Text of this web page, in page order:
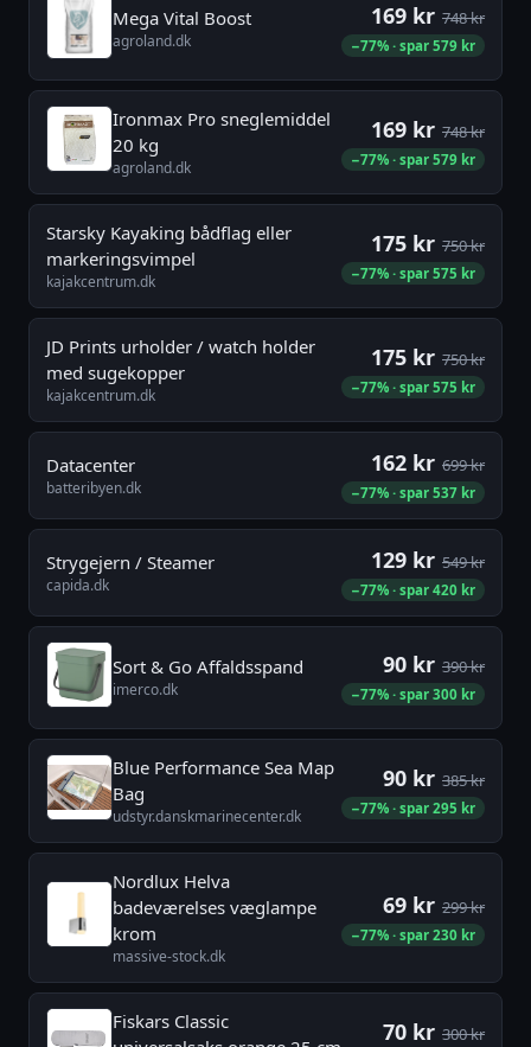
Mega Vital Boost
agroland.dk
169 kr 748 kr
−77% · spar 579 kr
Ironmax Pro sneglemiddel
20 kg
agroland.dk
169 kr 748 kr
−77% · spar 579 kr
Starsky Kayaking bådflag eller
markeringsvimpel
kajakcentrum.dk
175 kr 750 kr
−77% · spar 575 kr
JD Prints urholder / watch holder
med sugekopper
kajakcentrum.dk
175 kr 750 kr
−77% · spar 575 kr
Datacenter
batteribyen.dk
162 kr 699 kr
−77% · spar 537 kr
Strygejern / Steamer
capida.dk
129 kr 549 kr
−77% · spar 420 kr
Sort & Go Affaldsspand
imerco.dk
90 kr 390 kr
−77% · spar 300 kr
Blue Performance Sea Map
Bag
udstyr.danskmarinecenter.dk
90 kr 385 kr
−77% · spar 295 kr
Nordlux Helva
badeværelses væglampe
krom
massive-stock.dk
69 kr 299 kr
−77% · spar 230 kr
Fiskars Classic
70 kr 300 kr